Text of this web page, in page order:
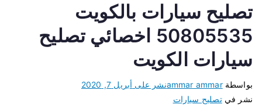
تصليح سيارات بالكويت
50805535 اخصائي تصليح
سيارات الكويت
بواسطةammar ammarنشر على أبريل 7, 2020
نشر فيتصليح سيارات